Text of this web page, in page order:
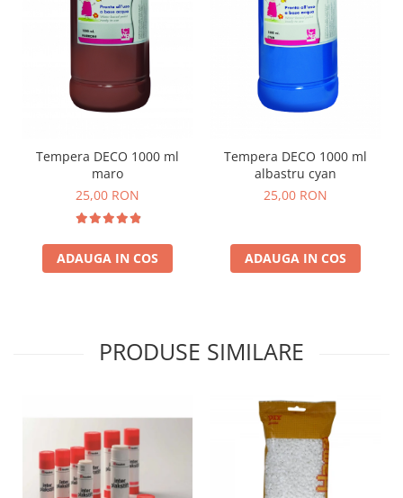
Mărgele HAMA MIDI
Mărgele HAMA MINI
Perceperea timpului - TimeTimer
Stimulare senzoriala
Stimulare auditiva
Stimulare tactila
Terapie de integrare senzorială
Tempera DECO 1000 ml
maro
25,00 RON
ADAUGA IN COS
Tempera DECO 1000 ml
albastru cyan
25,00 RON
ADAUGA IN COS
PRODUSE SIMILARE